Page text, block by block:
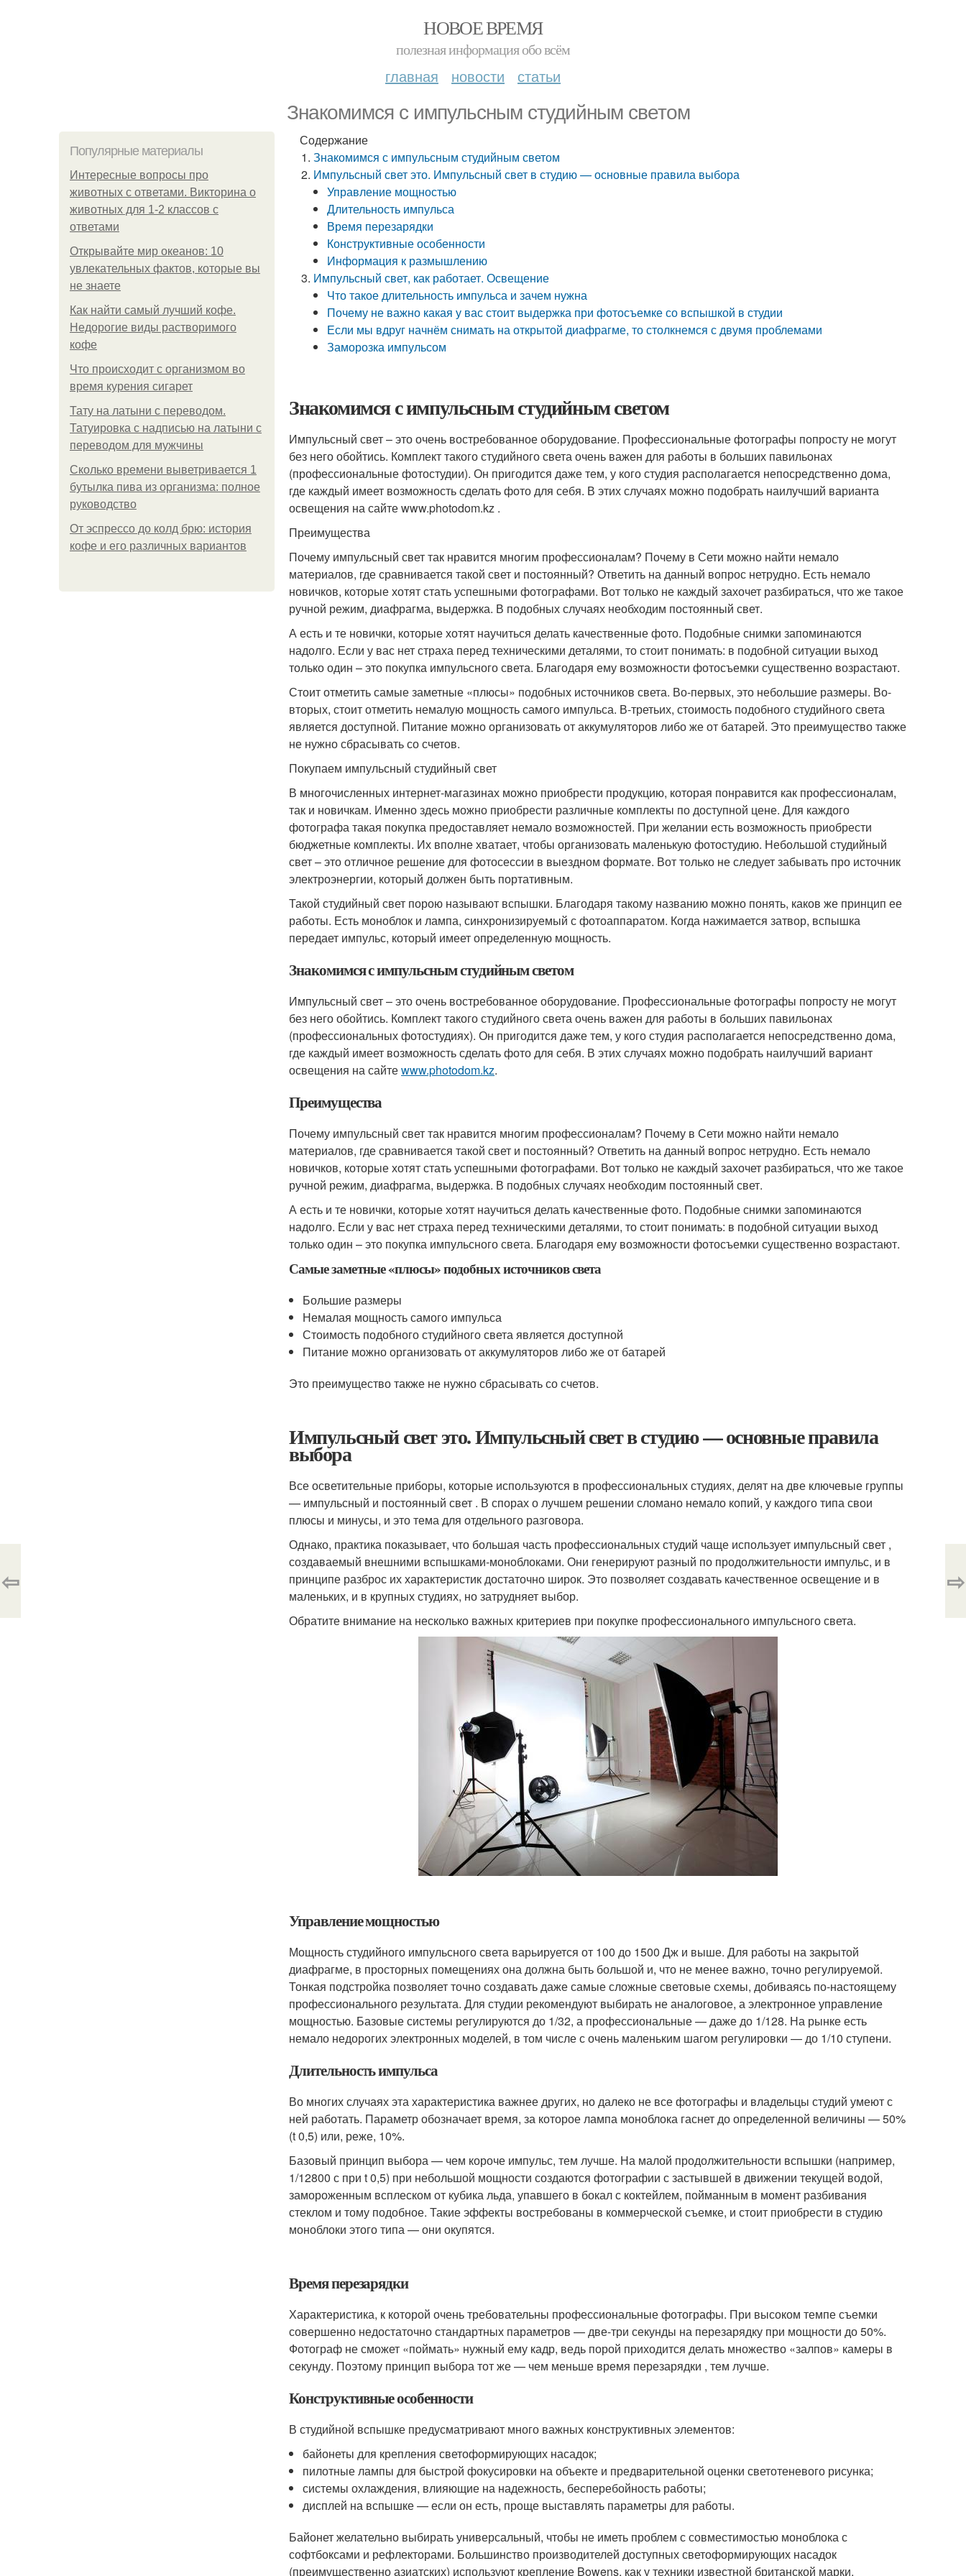
НОВОЕ ВРЕМЯ
полезная информация обо всём
главная новости статьи
Знакомимся с импульсным студийным светом
Популярные материалы
Интересные вопросы про
животных с ответами. Викторина о
животных для 1-2 классов с
ответами
Открывайте мир океанов: 10
увлекательных фактов, которые вы
не знаете
Как найти самый лучший кофе.
Недорогие виды растворимого
кофе
Что происходит с организмом во
время курения сигарет
Тату на латыни с переводом.
Татуировка с надписью на латыни с
переводом для мужчины
Сколько времени выветривается 1
бутылка пива из организма: полное
руководство
От эспрессо до колд брю: история
кофе и его различных вариантов
Содержание
Знакомимся с импульсным студийным светом
Импульсный свет это. Импульсный свет в студию — основные правила выбора
Управление мощностью
Длительность импульса
Время перезарядки
Конструктивные особенности
Информация к размышлению
Импульсный свет, как работает. Освещение
Что такое длительность импульса и зачем нужна
Почему не важно какая у вас стоит выдержка при фотосъемке со вспышкой в студии
Если мы вдруг начнём снимать на открытой диафрагме, то столкнемся с двумя проблемами
Заморозка импульсом
Знакомимся с импульсным студийным светом
Импульсный свет – это очень востребованное оборудование. Профессиональные фотографы попросту не могут
без него обойтись. Комплект такого студийного света очень важен для работы в больших павильонах
(профессиональные фотостудии). Он пригодится даже тем, у кого студия располагается непосредственно дома,
где каждый имеет возможность сделать фото для себя. В этих случаях можно подобрать наилучший варианта
освещения на сайте www.photodom.kz .
Преимущества
Почему импульсный свет так нравится многим профессионалам? Почему в Сети можно найти немало
материалов, где сравнивается такой свет и постоянный? Ответить на данный вопрос нетрудно. Есть немало
новичков, которые хотят стать успешными фотографами. Вот только не каждый захочет разбираться, что же такое
ручной режим, диафрагма, выдержка. В подобных случаях необходим постоянный свет.
А есть и те новички, которые хотят научиться делать качественные фото. Подобные снимки запоминаются
надолго. Если у вас нет страха перед техническими деталями, то стоит понимать: в подобной ситуации выход
только один – это покупка импульсного света. Благодаря ему возможности фотосъемки существенно возрастают.
Стоит отметить самые заметные «плюсы» подобных источников света. Во-первых, это небольшие размеры. Во-
вторых, стоит отметить немалую мощность самого импульса. В-третьих, стоимость подобного студийного света
является доступной. Питание можно организовать от аккумуляторов либо же от батарей. Это преимущество также
не нужно сбрасывать со счетов.
Покупаем импульсный студийный свет
В многочисленных интернет-магазинах можно приобрести продукцию, которая понравится как профессионалам,
так и новичкам. Именно здесь можно приобрести различные комплекты по доступной цене. Для каждого
фотографа такая покупка предоставляет немало возможностей. При желании есть возможность приобрести
бюджетные комплекты. Их вполне хватает, чтобы организовать маленькую фотостудию. Небольшой студийный
свет – это отличное решение для фотосессии в выездном формате. Вот только не следует забывать про источник
электроэнергии, который должен быть портативным.
Такой студийный свет порою называют вспышки. Благодаря такому названию можно понять, каков же принцип ее
работы. Есть моноблок и лампа, синхронизируемый с фотоаппаратом. Когда нажимается затвор, вспышка
передает импульс, который имеет определенную мощность.
Знакомимся с импульсным студийным светом
Импульсный свет – это очень востребованное оборудование. Профессиональные фотографы попросту не могут
без него обойтись. Комплект такого студийного света очень важен для работы в больших павильонах
(профессиональных фотостудиях). Он пригодится даже тем, у кого студия располагается непосредственно дома,
где каждый имеет возможность сделать фото для себя. В этих случаях можно подобрать наилучший вариант
освещения на сайтеwww.photodom.kz.
Преимущества
Почему импульсный свет так нравится многим профессионалам? Почему в Сети можно найти немало
материалов, где сравнивается такой свет и постоянный? Ответить на данный вопрос нетрудно. Есть немало
новичков, которые хотят стать успешными фотографами. Вот только не каждый захочет разбираться, что же такое
ручной режим, диафрагма, выдержка. В подобных случаях необходим постоянный свет.
А есть и те новички, которые хотят научиться делать качественные фото. Подобные снимки запоминаются
надолго. Если у вас нет страха перед техническими деталями, то стоит понимать: в подобной ситуации выход
только один – это покупка импульсного света. Благодаря ему возможности фотосъемки существенно возрастают.
Самые заметные «плюсы» подобных источников света
Большие размеры
Немалая мощность самого импульса
Стоимость подобного студийного света является доступной
Питание можно организовать от аккумуляторов либо же от батарей
Это преимущество также не нужно сбрасывать со счетов.
Импульсный свет это. Импульсный свет в студию — основные правила
выбора
Все осветительные приборы, которые используются в профессиональных студиях, делят на две ключевые группы
— импульсный и постоянный свет . В спорах о лучшем решении сломано немало копий, у каждого типа свои
плюсы и минусы, и это тема для отдельного разговора.
Однако, практика показывает, что большая часть профессиональных студий чаще использует импульсный свет ,
создаваемый внешними вспышками-моноблоками. Они генерируют разный по продолжительности импульс, и в
принципе разброс их характеристик достаточно широк. Это позволяет создавать качественное освещение и в
маленьких, и в крупных студиях, но затрудняет выбор.
Обратите внимание на несколько важных критериев при покупке профессионального импульсного света.
Управление мощностью
Мощность студийного импульсного света варьируется от 100 до 1500 Дж и выше. Для работы на закрытой
диафрагме, в просторных помещениях она должна быть большой и, что не менее важно, точно регулируемой.
Тонкая подстройка позволяет точно создавать даже самые сложные световые схемы, добиваясь по-настоящему
профессионального результата. Для студии рекомендуют выбирать не аналоговое, а электронное управление
мощностью. Базовые системы регулируются до 1/32, а профессиональные — даже до 1/128. На рынке есть
немало недорогих электронных моделей, в том числе с очень маленьким шагом регулировки — до 1/10 ступени.
Длительность импульса
Во многих случаях эта характеристика важнее других, но далеко не все фотографы и владельцы студий умеют с
ней работать. Параметр обозначает время, за которое лампа моноблока гаснет до определенной величины — 50%
(t 0,5) или, реже, 10%.
Базовый принцип выбора — чем короче импульс, тем лучше. На малой продолжительности вспышки (например,
1/12800 с при t 0,5) при небольшой мощности создаются фотографии с застывшей в движении текущей водой,
замороженным всплеском от кубика льда, упавшего в бокал с коктейлем, пойманным в момент разбивания
стеклом и тому подобное. Такие эффекты востребованы в коммерческой съемке, и стоит приобрести в студию
моноблоки этого типа — они окупятся.
Время перезарядки
Характеристика, к которой очень требовательны профессиональные фотографы. При высоком темпе съемки
совершенно недостаточно стандартных параметров — две-три секунды на перезарядку при мощности до 50%.
Фотограф не сможет «поймать» нужный ему кадр, ведь порой приходится делать множество «залпов» камеры в
секунду. Поэтому принцип выбора тот же — чем меньше время перезарядки , тем лучше.
Конструктивные особенности
В студийной вспышке предусматривают много важных конструктивных элементов:
байонеты для крепления светоформирующих насадок;
пилотные лампы для быстрой фокусировки на объекте и предварительной оценки светотеневого рисунка;
системы охлаждения, влияющие на надежность, бесперебойность работы;
дисплей на вспышке — если он есть, проще выставлять параметры для работы.
Байонет желательно выбирать универсальный, чтобы не иметь проблем с совместимостью моноблока с
софтбоксами и рефлекторами. Большинство производителей доступных светоформирующих насадок
(преимущественно азиатских) используют крепление Bowens, как у техники известной британской марки.
⇦ ⇨